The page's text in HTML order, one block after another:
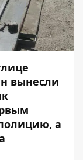
вынесли
а